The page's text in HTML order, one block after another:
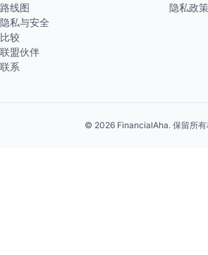
路线图
隐私与安全
比较
联盟伙伴
联系
隐私政策
© 2026 FinancialAha. 保留所有